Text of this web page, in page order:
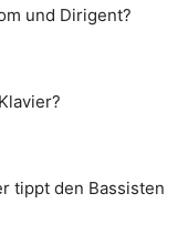
und Dirigent?
tippt den Bassisten